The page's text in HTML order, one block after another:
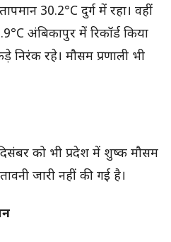
30.2°C दुर्ग में रहा। वहीं
अंबिकापुर में रिकॉर्ड किया
निरंक रहे। मौसम प्रणाली भी
को भी प्रदेश में शुष्क मौसम
जारी नहीं की गई है।